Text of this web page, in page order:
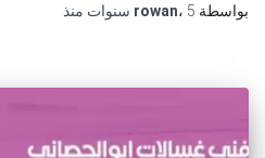
بواسطة
rowan، 5 سنوات منذ